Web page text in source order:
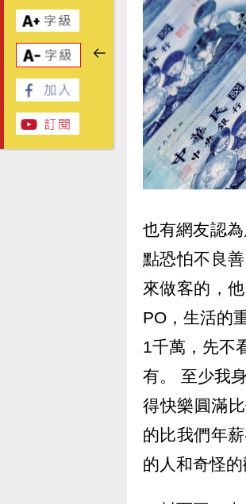
也有網友認
點恐怕不良
來做客的，
PO，生活的
1千萬，先不
有。 至少我
得快樂圓滿
的比我們年
的人和奇怪的